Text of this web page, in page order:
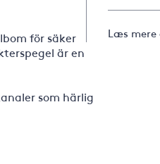
för säker
är en
som härlig
Læs mere